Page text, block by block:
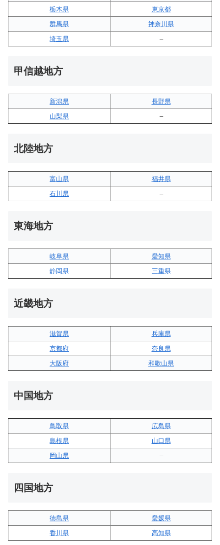
栃木県
東京都
群馬県
神奈川県
埼玉県
–
甲信越地方
新潟県
長野県
山梨県
–
北陸地方
富山県
福井県
石川県
–
東海地方
岐阜県
愛知県
静岡県
三重県
近畿地方
滋賀県
兵庫県
京都府
奈良県
大阪府
和歌山県
中国地方
鳥取県
広島県
島根県
山口県
岡山県
–
四国地方
徳島県
愛媛県
香川県
高知県